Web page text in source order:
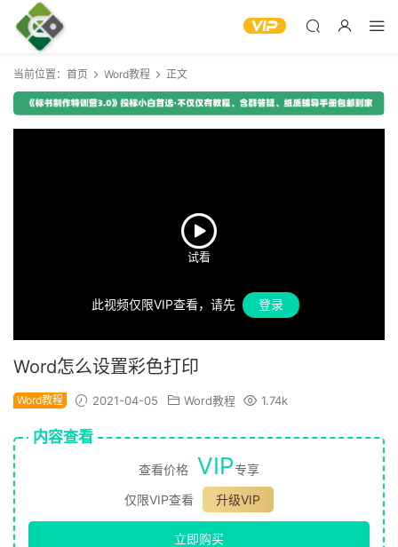
当前位置： 首页 Word教程 正文
此视频仅限VIP查看，请先 登录
Word怎么设置彩色打印
Word教程 2021-04-05 Word教程 1.74k
内容查看
查看价格 VIP专享
仅限VIP查看
升级VIP
立即购买